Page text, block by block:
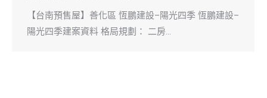
【台南預售屋】善化區 恆鵬建設–陽光四季 恆鵬建設–
陽光四季建案資料 格局規劃： 二房…